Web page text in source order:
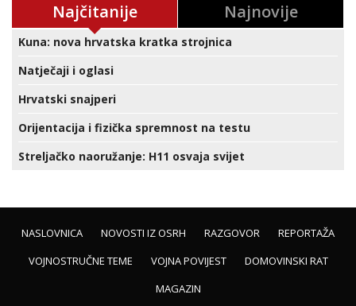
Najčitanije Najnovije
Kuna: nova hrvatska kratka strojnica
Natječaji i oglasi
Hrvatski snajperi
Orijentacija i fizička spremnost na testu
Streljačko naoružanje: H11 osvaja svijet
NASLOVNICA NOVOSTI IZ OSRH RAZGOVOR
REPORTAŽA
VOJNOSTRUČNE TEME
VOJNA POVIJEST
DOMOVINSKI RAT
MAGAZIN